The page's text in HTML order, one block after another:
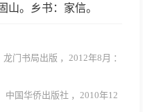
山。乡书：家信。
门书局出版 ，2012年8月 ：
中国华侨出版社 ，2010年12